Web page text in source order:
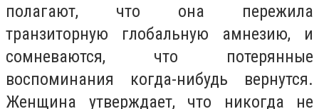
полагают, что она пережила
транзиторную глобальную амнезию, и
сомневаются, что потерянные
воспоминания когда-нибудь вернутся.
Женщина утверждает, что никогда не